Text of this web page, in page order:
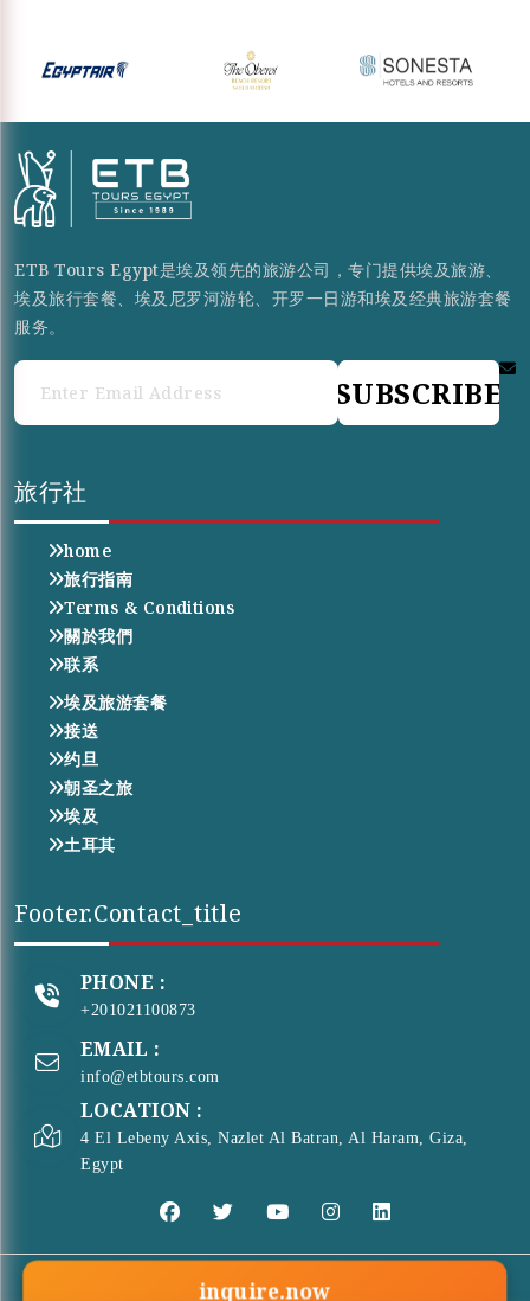
ETB Tours Egypt是埃及领先的旅游公司，专门提供埃及旅游、
埃及旅行套餐、埃及尼罗河游轮、开罗一日游和埃及经典旅游套餐
服务。
SUBSCRIBE
旅行社
home
旅行指南
Terms & Conditions
關於我們
联系
埃及旅游套餐
接送
约旦
朝圣之旅
埃及
土耳其
Footer.contact_title
PHONE :
+201021100873
EMAIL :
info@etbtours.com
LOCATION :
4 El Lebeny Axis, Nazlet Al Batran, Al Haram, Giza,
Egypt
inquire.now